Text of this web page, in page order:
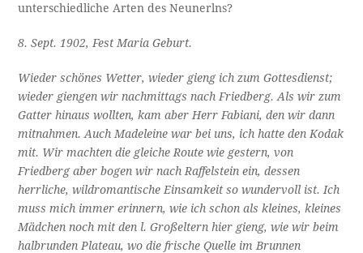
unterschiedliche Arten des Neunerlns?
8. Sept. 1902, Fest Maria Geburt.
Wieder schönes Wetter, wieder gieng ich zum Gottesdienst;
wieder giengen wir nachmittags nach Friedberg. Als wir zum
Gatter hinaus wollten, kam aber Herr Fabiani, den wir dann
mitnahmen. Auch Madeleine war bei uns, ich hatte den Kodak
mit. Wir machten die gleiche Route wie gestern, von
Friedberg aber bogen wir nach Raffelstein ein, dessen
herrliche, wildromantische Einsamkeit so wundervoll ist. Ich
muss mich immer erinnern, wie ich schon als kleines, kleines
Mädchen noch mit den l. Großeltern hier gieng, wie wir beim
halbrunden Plateau, wo die frische Quelle im Brunnen